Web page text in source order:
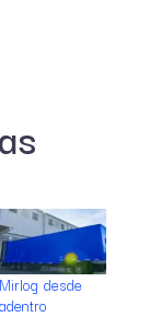
Mirlog desde
adentro